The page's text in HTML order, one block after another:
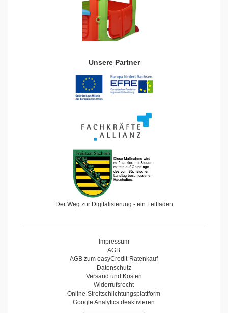
Unsere Partner
Der Weg zur Digitalisierung - ein Leitfaden
Impressum
AGB
AGB zum easyCredit-Ratenkauf
Datenschutz
Versand und Kosten
Widerrufsrecht
Online-Streitschlichtungsplattform
Google Analytics deaktivieren